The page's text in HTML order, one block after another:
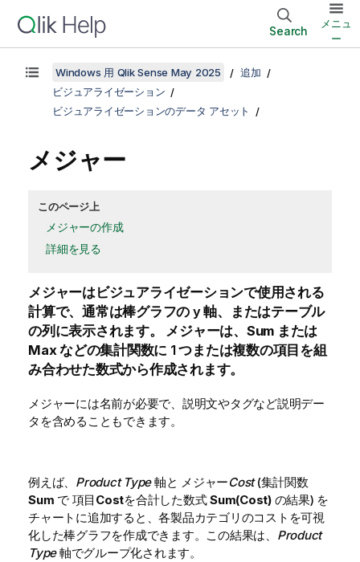
Search
メニュ
ー
Windows 用 Qlik Sense May 2025
追加
ビジュアライゼーション
ビジュアライゼーションのデータ アセット
メジャー
このページ上
メジャーの作成
詳細を見る
メジャーはビジュアライゼーションで使用される
計算で、通常は棒グラフの y 軸、またはテーブル
の列に表示されます。 メジャーは、 Sum または
Maxなどの集計関数に 1 つまたは複数の項目を組
み合わせた数式から作成されます。
メジャーには名前が必要で、説明文やタグなど説明デー
タを含めることもできます。
例えば、 Product Type軸と メジャーCost(集計関数
Sum で 項目 Costを合計した数式Sum(Cost)の結果) を
チャートに追加すると、各製品カテゴリのコストを可視
化した棒グラフを作成できます。この結果は、 Product
Type軸でグループ化されます。